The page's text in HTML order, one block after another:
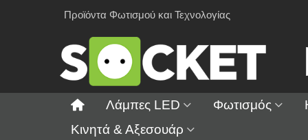
Προϊόντα Φωτισμού και Τεχνολογίας
Λάμπες LED Φωτισμός
Κινητά & Αξεσουάρ